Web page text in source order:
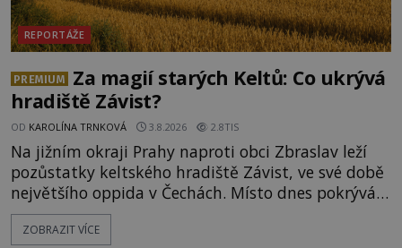
REPORTÁŽE
PREMIUM
Za magií starých Keltů: Co ukrývá
hradiště Závist?
OD KAROLÍNA TRNKOVÁ 3.8.2026 2.8TIS
Na jižním okraji Prahy naproti obci Zbraslav leží
pozůstatky keltského hradiště Závist, ve své době
největšího oppida v Čechách. Místo dnes pokrývá
les, zbytky po kdysi monumentálním hradišti jsou
ale v terénu patrné stále. Co dalšího tu po Keltech
ZOBRAZIT VÍCE